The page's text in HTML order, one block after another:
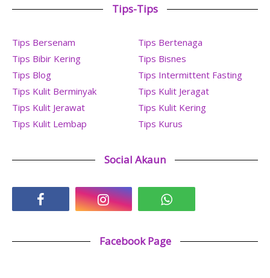
Tips-Tips
Tips Bersenam
Tips Bertenaga
Tips Bibir Kering
Tips Bisnes
Tips Blog
Tips Intermittent Fasting
Tips Kulit Berminyak
Tips Kulit Jeragat
Tips Kulit Jerawat
Tips Kulit Kering
Tips Kulit Lembap
Tips Kurus
Social Akaun
Facebook Page